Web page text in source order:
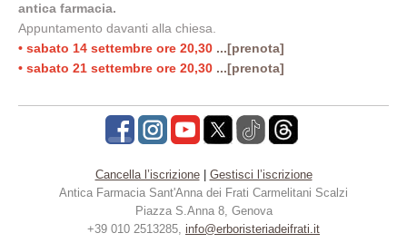
antica farmacia.
Appuntamento davanti alla chiesa.
• sabato 14 settembre ore 20,30 ...[prenota]
• sabato 21 settembre ore 20,30 ...[prenota]
Cancella l’iscrizione| Gestisci l’iscrizione
Antica Farmacia Sant'Anna dei Frati Carmelitani Scalzi
Piazza S.Anna 8, Genova
+39 010 2513285, info@erboristeriadeifrati.it